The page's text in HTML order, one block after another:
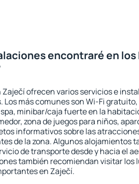
encontraré en
Zaječí ofrecen varios servicios e
Los más comunes son Wi-Fi
minibar/caja fuerte en la
zona de juegos para niños,
informativos sobre las
de la zona. Algunos alojamientos
de transporte desde y hacia el
también recomiendan visitar los
en Zaječí.